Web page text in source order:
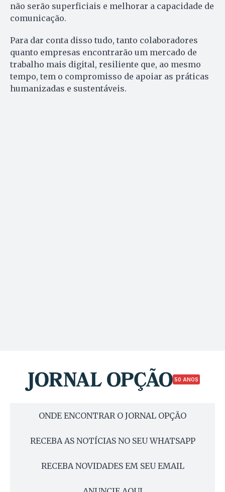
não serão superficiais e melhorar a capacidade de
comunicação.
Para dar conta disso tudo, tanto colaboradores
quanto empresas encontrarão um mercado de
trabalho mais digital, resiliente que, ao mesmo
tempo, tem o compromisso de apoiar as práticas
humanizadas e sustentáveis.
50 ANOS
ONDE ENCONTRAR O JORNAL OPÇÃO
RECEBA AS NOTÍCIAS NO SEU WHATSAPP
RECEBA NOVIDADES EM SEU EMAIL